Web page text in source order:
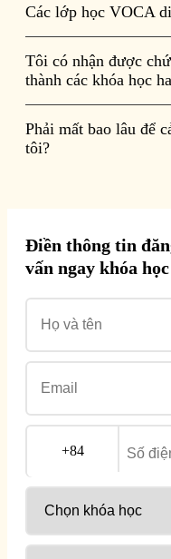
Các lớp học VOCA
Tôi có nhận được
thành các khóa học
Phải mất bao lâu để
tôi?
Điền thông tin
vấn ngay khóa
+84